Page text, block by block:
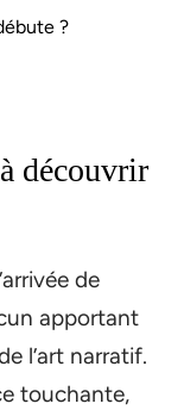
?
découvrir
de
apportant
l’art narratif.
touchante,